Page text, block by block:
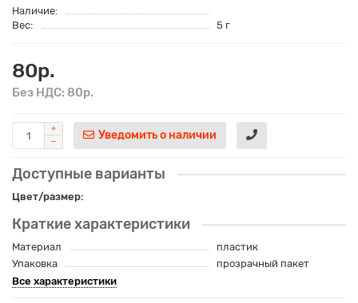
Наличие:
Вес:
5 г
80р.
Без НДС: 80р.
Уведомить о наличии
Доступные варианты
Цвет/размер:
Краткие характеристики
Материал
пластик
Упаковка
прозрачный пакет
Все характеристики